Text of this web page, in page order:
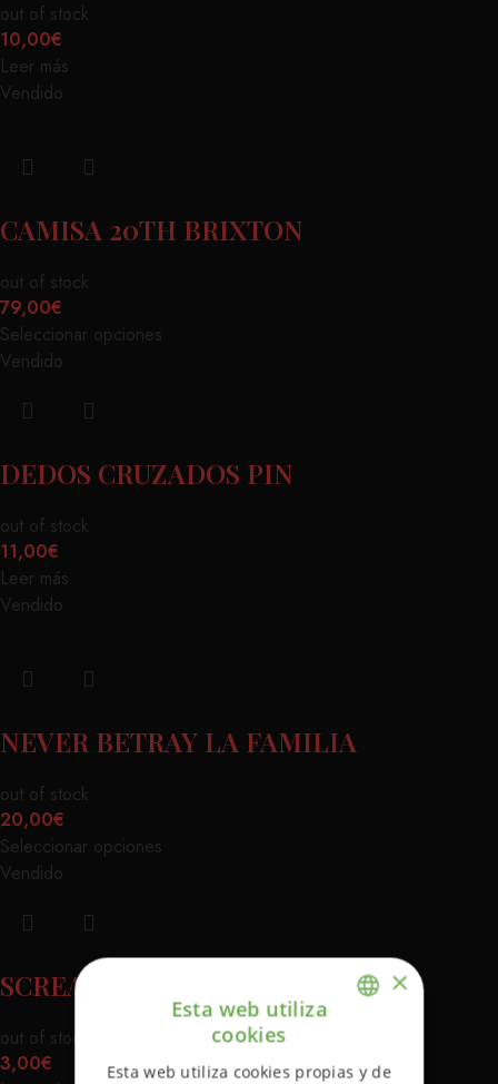
out of stock
10,00€
Leer más
Vendido
CAMISA 20TH BRIXTON
out of stock
79,00€
Seleccionar opciones
Vendido
DEDOS CRUZADOS PIN
out of stock
11,00€
Leer más
Vendido
NEVER BETRAY LA FAMILIA
out of stock
20,00€
Seleccionar opciones
Vendido
SCREAMING HAND STICKER
out of stock
3,00€
×
Esta web utiliza
cookies
Esta web utiliza cookies propias y de